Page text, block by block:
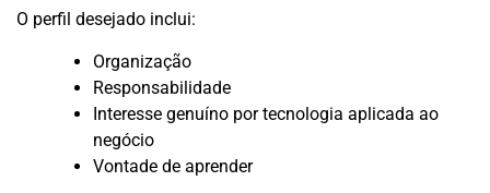
O perfil desejado inclui:
Organização
Responsabilidade
Interesse genuíno por tecnologia aplicada ao
negócio
Vontade de aprender